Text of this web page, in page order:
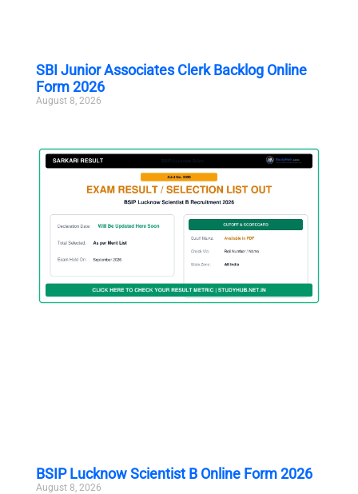
SBI Junior Associates Clerk Backlog Online
Form 2026
August 8, 2026
BSIP Lucknow Scientist B Online Form 2026
August 8, 2026